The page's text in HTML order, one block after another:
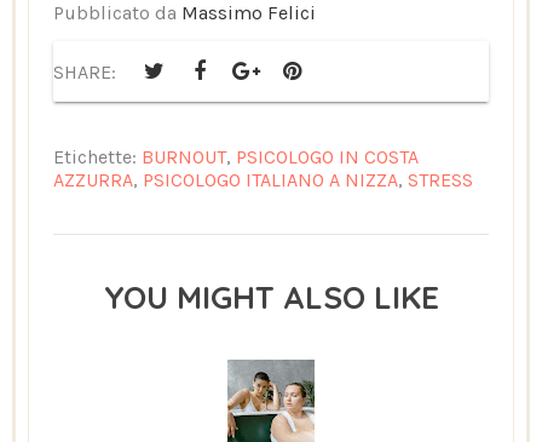
Pubblicato da Massimo Felici
SHARE:
Etichette: BURNOUT, PSICOLOGO IN COSTA
AZZURRA, PSICOLOGO ITALIANO A NIZZA, STRESS
YOU MIGHT ALSO LIKE